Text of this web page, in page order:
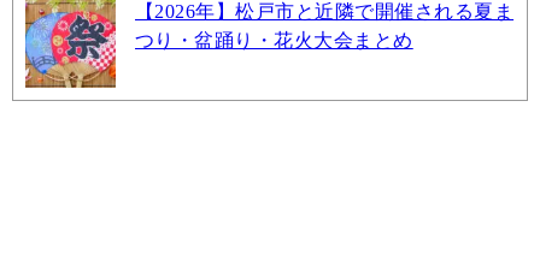
【2026年】松戸市と近隣で開催される夏ま
つり・盆踊り・花火大会まとめ